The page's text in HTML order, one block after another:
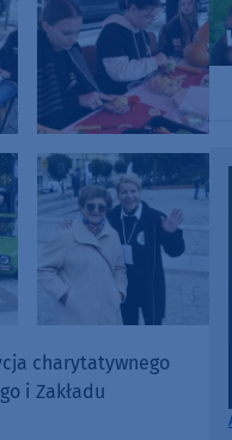
charytatywnego
i Zakładu